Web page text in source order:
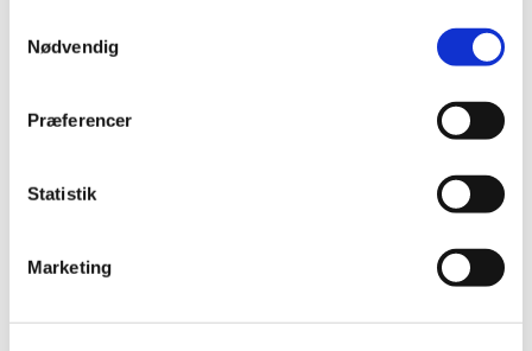
Nødvendig
Præferencer
Statistik
Marketing
sundhedsministeren forlænger den delvise aktivering
…
2024 (224)